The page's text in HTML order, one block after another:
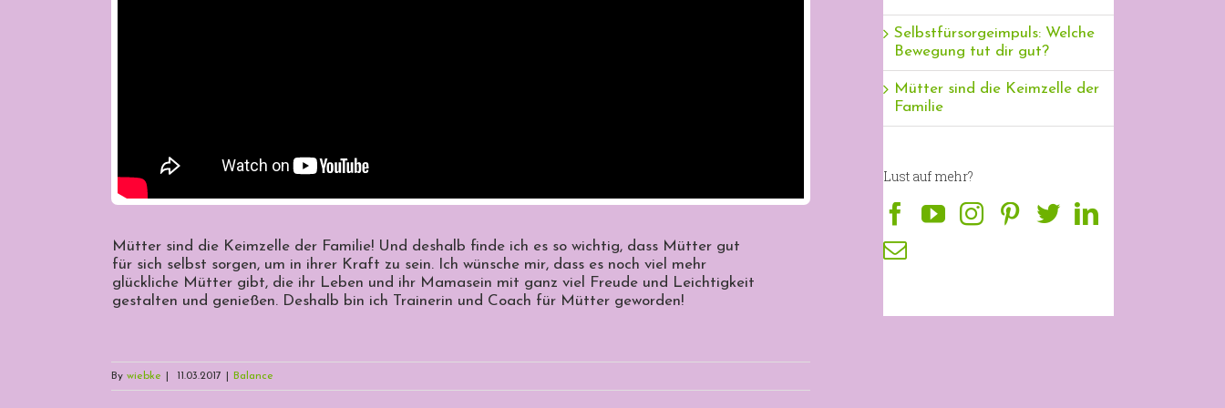
Mütter sind die Keimzelle der Familie! Und deshalb finde ich es so wichtig, dass Mütter gut
für sich selbst sorgen, um in ihrer Kraft zu sein. Ich wünsche mir, dass es noch viel mehr
glückliche Mütter gibt, die ihr Leben und ihr Mamasein mit ganz viel Freude und Leichtigkeit
gestalten und genießen. Deshalb bin ich Trainerin und Coach für Mütter geworden!
By wiebke 11.03.2017 Balance
Selbstfürsorgeimpuls: Welche
Bewegung tut dir gut?
Mütter sind die Keimzelle der
Familie
Lust auf mehr?